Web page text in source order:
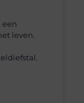
een
leven.